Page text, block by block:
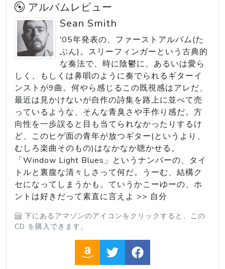
アルバムレビュー
Sean Smith
'05年発表の、ファーストアルバム(た
ぶん)。スリーフィンガーという古典的
な奏法で、時に陰鬱に、あるいは愛ら
しく、もしくは鼻唄のように奏でられるギターイ
ンストが9曲。何やら感じるこの既視感はアレだ、
最近は見かけないが自作の詩集を路上に並べて売
っているような、そんな青臭さや手作り感だ。方
向性を一歩誤ると目も当てられなかったりするけ
ど、このヒゲ面の青年が放つギター(というより、
むしろ楽曲そのもの)はなかなか聴かせる。
「Window Light Blues」というナンバーの、タイ
トルと裏腹な清々しさって何だ。うーむ、結構ク
セになってしまうかも。ていうかこーゆーの、ホ
ントは好きだって素直に言えよ >> 自分
下にあるアマゾンのアイコンをクリックすると、この
CD を購入できます。